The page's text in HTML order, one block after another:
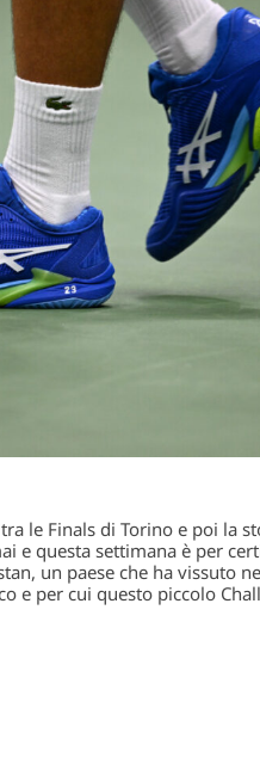
le Finals di Torino e poi la
e questa settimana è per
un paese che ha vissuto
e per cui questo piccolo